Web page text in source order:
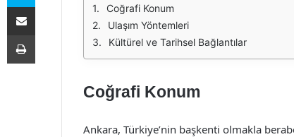
Coğrafi Konum
Ulaşım Yöntemleri
Kültürel ve Tarihsel Bağlantılar
Coğrafi Konum
Ankara, Türkiye’nin başkenti olmakla
E-Posta ile paylaş